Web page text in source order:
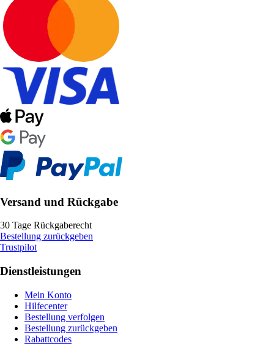
Versand und Rückgabe
30 Tage Rückgaberecht
Bestellung zurückgeben
Trustpilot
Dienstleistungen
Mein Konto
Hilfecenter
Bestellung verfolgen
Bestellung zurückgeben
Rabattcodes